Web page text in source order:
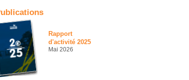
Rapport
d'activité 2025
Mai 2026